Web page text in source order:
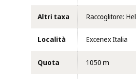
Altri taxa Raccoglitore:
Località Excenex Italia
Quota 1050 m